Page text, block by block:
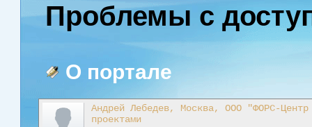
Проблемы с
О портале
Андрей Лебедев, Москва, ООО "ФОРС-Центр
проектами